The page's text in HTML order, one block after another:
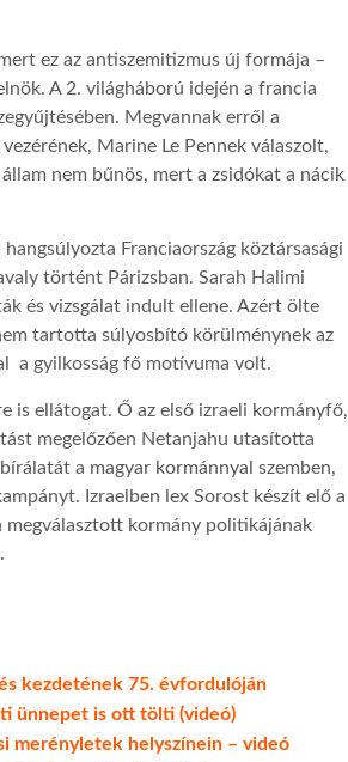
ez az antiszemitizmus új formája –
A 2. világháború idején a francia
Megvannak erről a
Marine Le Pennek válaszolt,
nem bűnös, mert a zsidókat a nácik
Franciaország köztársasági
történt Párizsban. Sarah Halimi
és vizsgálat indult ellene. Azért ölte
tartotta súlyosbító körülménynek az
a gyilkosság fő motívuma volt.
is ellátogat. Ő az első izraeli kormányfő,
megelőzően Netanjahu utasította
a magyar kormánnyal szemben,
Izraelben lex Sorost készít elő a
kormány politikájának
kezdetének 75. évfordulóján
ünnepet is ott tölti (videó)
merényletek helyszínein – videó